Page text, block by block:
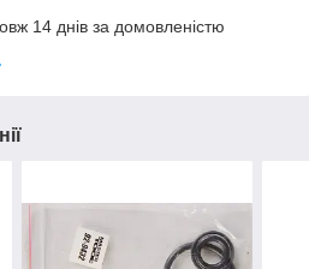
14 днів за домовленістю